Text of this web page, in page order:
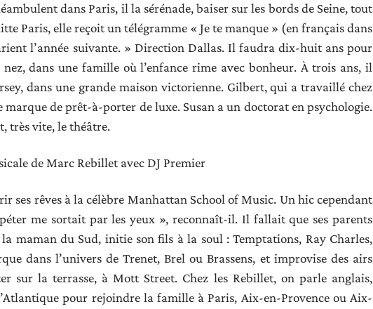
dans Paris, il la sérénade, baiser sur les bords de Seine, tout
Paris, elle reçoit un télégramme « Je te manque » (en français dans
l’année suivante. » Direction Dallas. Il faudra dix-huit ans pour
dans une famille où l’enfance rime avec bonheur. À trois ans, il
dans une grande maison victorienne. Gilbert, qui a travaillé chez
marque de prêt-à-porter de luxe. Susan a un doctorat en psychologie.
très vite, le théâtre.
de Marc Rebillet avec DJ Premier
ses rêves à la célèbre Manhattan School of Music. Un hic cependant
me sortait par les yeux », reconnaît-il. Il fallait que ses parents
maman du Sud, initie son fils à la soul : Temptations, Ray Charles,
dans l’univers de Trenet, Brel ou Brassens, et improvise des airs
sur la terrasse, à Mott Street. Chez les Rebillet, on parle anglais,
pour rejoindre la famille à Paris, Aix-en-Provence ou Aix-